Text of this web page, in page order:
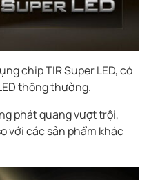
chip TIR Super LED, có
thông thường.
phát quang vượt trội,
với các sản phẩm khác